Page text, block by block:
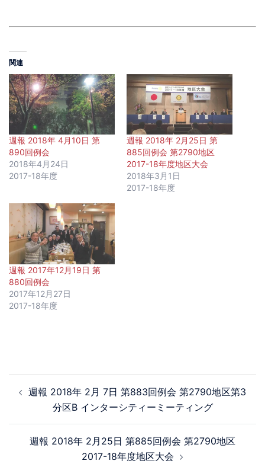
関連
週報 2018年 4月10日 第
890回例会
2018年4月24日
2017-18年度
週報 2018年 2月25日 第
885回例会 第2790地区
2017-18年度地区大会
2018年3月1日
2017-18年度
週報 2017年12月19日 第
880回例会
2017年12月27日
2017-18年度
週報 2018年 2月 7日 第883回例会 第2790地区第3
分区B インターシティーミーティング
週報 2018年 2月25日 第885回例会 第2790地区
2017-18年度地区大会